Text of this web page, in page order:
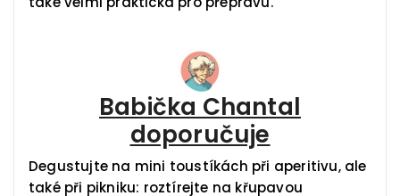
Babička Chantal
doporučuje
Degustujte na mini toustíkách při aperitivu, ale
také při pikniku: roztírejte na křupavou